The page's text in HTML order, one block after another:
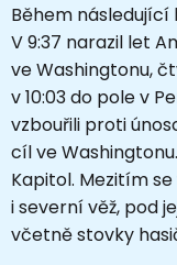
Během následující
V 9:37 narazil let
ve Washingtonu,
v 10:03 do pole v
vzbouřili proti
cíl ve
Kapitol. Mezitím se
i severní věž, pod
včetně stovky